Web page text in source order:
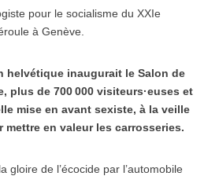
pour le socialisme du XXIe
à Genève.
helvétique inaugurait le Salon de
plus de 700 000 visiteurs·euses et
mise en avant sexiste, à la veille
mettre en valeur les carrosseries.
de l’écocide par l’automobile